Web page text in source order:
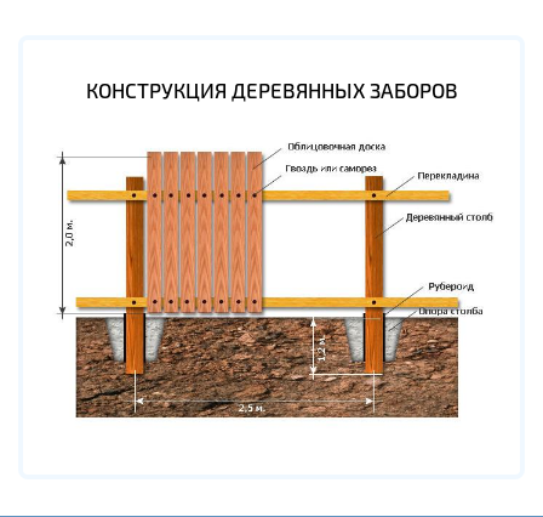
КОНСТРУКЦИЯ ДЕРЕВЯННЫХ ЗАБОРОВ